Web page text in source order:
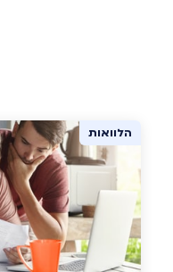
הלוואות